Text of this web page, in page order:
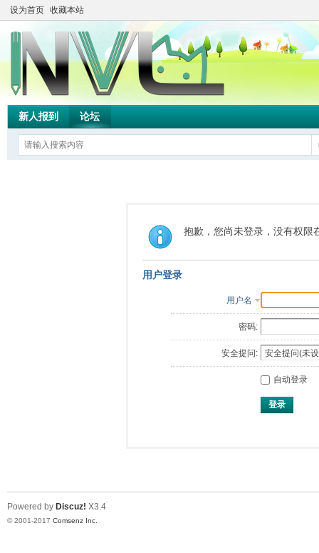
设为首页 收藏本站
新人报到 论坛
抱歉，您尚未登录，没有权限
用户登录
用户名
密码:
安全提问:
自动登录
登录
Powered by Discuz! X3.4
© 2001-2017 Comsenz Inc.